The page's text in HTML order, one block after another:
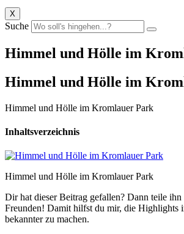
X
Suche
Himmel und Hölle im
Himmel und Hölle im
Himmel und Hölle im Kromlauer Park
Inhaltsverzeichnis
Himmel und Hölle im Kromlauer Park
Dir hat dieser Beitrag gefallen? Dann teile ihn
Freunden! Damit hilfst du mir, die Highlights
bekannter zu machen.